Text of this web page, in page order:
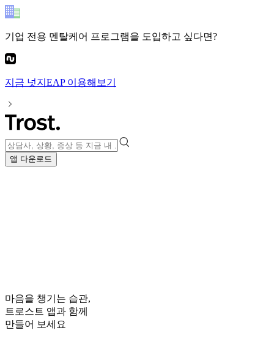
기업 전용 멘탈케어 프로그램을 도입하고 싶다면?
지금 넛지EAP이용해보기
앱 다운로드
마음을 챙기는 습관,
트로스트 앱과 함께
만들어 보세요